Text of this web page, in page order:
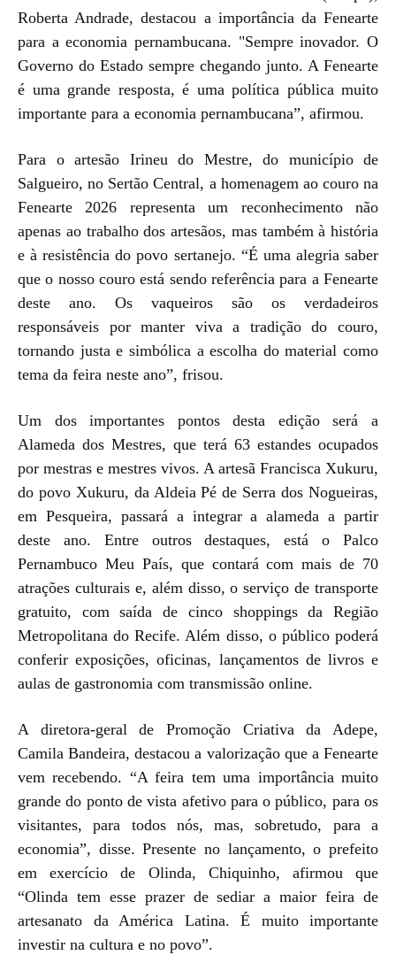
Roberta Andrade, destacou a importância da Fenearte
para a economia pernambucana. "Sempre inovador. O
Governo do Estado sempre chegando junto. A Fenearte
é uma grande resposta, é uma política pública muito
importante para a economia pernambucana”, afirmou.
Para o artesão Irineu do Mestre, do município de
Salgueiro, no Sertão Central, a homenagem ao couro na
Fenearte 2026 representa um reconhecimento não
apenas ao trabalho dos artesãos, mas também à história
e à resistência do povo sertanejo. “É uma alegria saber
que o nosso couro está sendo referência para a Fenearte
deste ano. Os vaqueiros são os verdadeiros
responsáveis por manter viva a tradição do couro,
tornando justa e simbólica a escolha do material como
tema da feira neste ano”, frisou.
Um dos importantes pontos desta edição será a
Alameda dos Mestres, que terá 63 estandes ocupados
por mestras e mestres vivos. A artesã Francisca Xukuru,
do povo Xukuru, da Aldeia Pé de Serra dos Nogueiras,
em Pesqueira, passará a integrar a alameda a partir
deste ano. Entre outros destaques, está o Palco
Pernambuco Meu País, que contará com mais de 70
atrações culturais e, além disso, o serviço de transporte
gratuito, com saída de cinco shoppings da Região
Metropolitana do Recife. Além disso, o público poderá
conferir exposições, oficinas, lançamentos de livros e
aulas de gastronomia com transmissão online.
A diretora-geral de Promoção Criativa da Adepe,
Camila Bandeira, destacou a valorização que a Fenearte
vem recebendo. “A feira tem uma importância muito
grande do ponto de vista afetivo para o público, para os
visitantes, para todos nós, mas, sobretudo, para a
economia”, disse. Presente no lançamento, o prefeito
em exercício de Olinda, Chiquinho, afirmou que
“Olinda tem esse prazer de sediar a maior feira de
artesanato da América Latina. É muito importante
investir na cultura e no povo”.